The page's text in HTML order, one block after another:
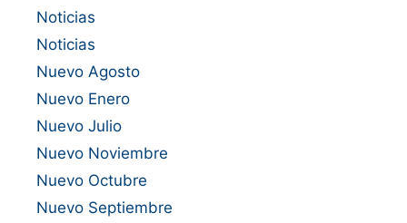
Noticias
Noticias
Nuevo Agosto
Nuevo Enero
Nuevo Julio
Nuevo Noviembre
Nuevo Octubre
Nuevo Septiembre